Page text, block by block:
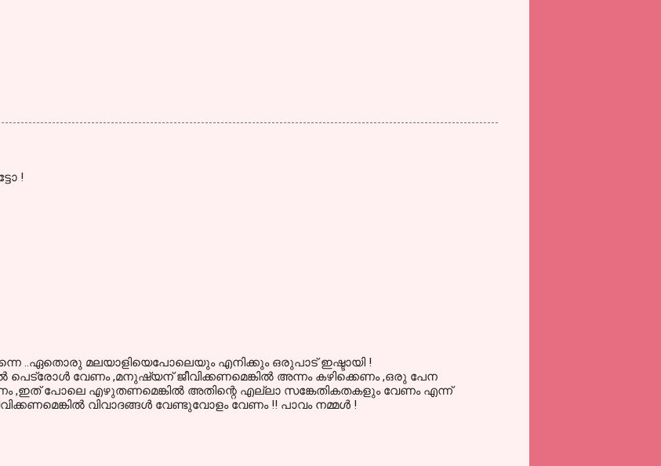
!
..ഏതൊരു മലയാളിയെപോലെയും എനിക്കും ഒരുപാട് ഇഷ്ടായി !
പെട്രോള്‍ വേണം ,മനുഷ്യന് ജീവിക്കണമെങ്കില്‍ അന്നം കഴിക്കെണം ,ഒരു പേന
,ഇത് പോലെ എഴുതണമെങ്കില്‍ അതിന്റെ എല്ലാ സങ്കേതികതകളും വേണം എന്ന്
വിവാദങ്ങള്‍ വേണ്ടുവോളം വേണം !! പാവം നമ്മള്‍ !